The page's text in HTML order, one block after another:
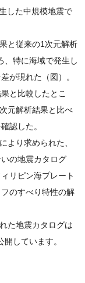
した中規模地震で
と従来の1次元解析
、特に海域で発生し
が現れた（図）。
と比較したとこ
元解析結果と比べ
認した。
より求められた、
の地震カタログ
リピン海プレート
のすべり特性の解
た地震カタログは
開しています。